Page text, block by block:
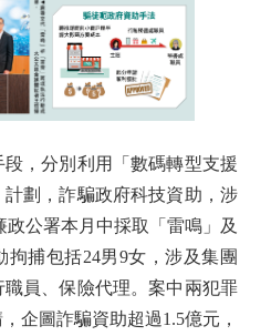
，分別利用「數碼轉型支援
劃，詐騙政府科技資助，涉
政公署本月中採取「雷鳴」及
拘捕包括24男9女，涉及集團
員、保險代理。案中兩犯罪
企圖詐騙資助超過1.5億元，